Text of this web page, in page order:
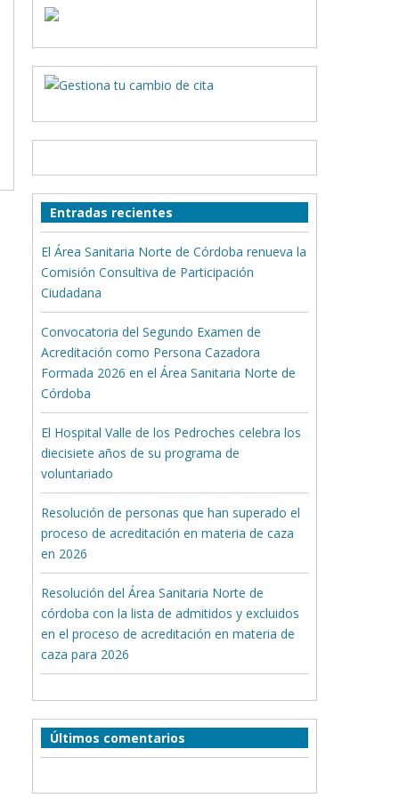
Entradas recientes
El Área Sanitaria Norte de Córdoba renueva la
Comisión Consultiva de Participación
Ciudadana
Convocatoria del Segundo Examen de
Acreditación como Persona Cazadora
Formada 2026 en el Área Sanitaria Norte de
Córdoba
El Hospital Valle de los Pedroches celebra los
diecisiete años de su programa de
voluntariado
Resolución de personas que han superado el
proceso de acreditación en materia de caza
en 2026
Resolución del Área Sanitaria Norte de
córdoba con la lista de admitidos y excluidos
en el proceso de acreditación en materia de
caza para 2026
Últimos comentarios